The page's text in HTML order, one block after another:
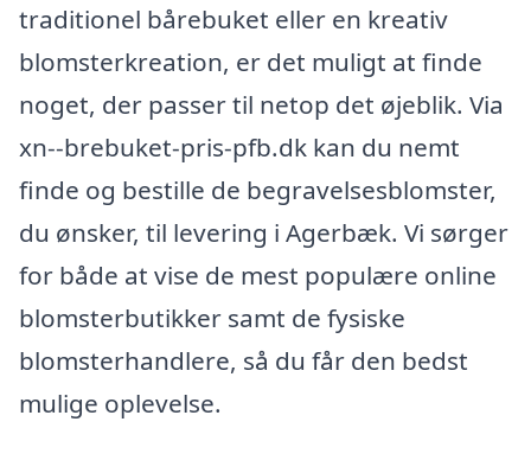
traditionel bårebuket eller en kreativ
blomsterkreation, er det muligt at finde
noget, der passer til netop det øjeblik. Via
xn--brebuket-pris-pfb.dk kan du nemt
finde og bestille de begravelsesblomster,
du ønsker, til levering i Agerbæk. Vi sørger
for både at vise de mest populære online
blomsterbutikker samt de fysiske
blomsterhandlere, så du får den bedst
mulige oplevelse.